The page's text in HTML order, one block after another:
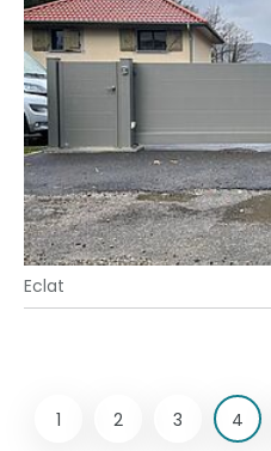
Eclat
1 2 3 4